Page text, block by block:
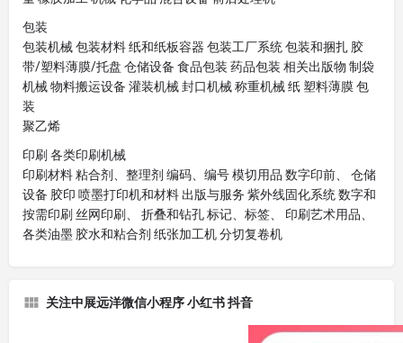
包装
包装机械 包装材料 纸和纸板容器 包装工厂系统 包装和捆扎 胶
带/塑料薄膜/托盘 仓储设备 食品包装 药品包装 相关出版物 制袋
机械 物料搬运设备 灌装机械 封口机械 称重机械 纸 塑料薄膜 包
装
聚乙烯
印刷 各类印刷机械
印刷材料 粘合剂、整理剂 编码、编号 模切用品 数字印前、 仓储
设备 胶印 喷墨打印机和材料 出版与服务 紫外线固化系统 数字和
按需印刷 丝网印刷、 折叠和钻孔 标记、标签、 印刷艺术用品、
各类油墨 胶水和粘合剂 纸张加工机 分切复卷机
关注中展远洋微信小程序 小红书 抖音